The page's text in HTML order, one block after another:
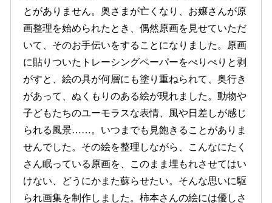
とがありません。奥さまが亡くなり、お嬢さんが原
画整理を始められたとき、偶然原画を見せていただ
いて、そのお手伝いをすることになりました。原画
に貼りついたトレーシングペーパーをぺりぺりと剥
がすと、絵の具が何層にも塗り重ねられて、奥行き
があって、ぬくもりのある絵が現れました。動物や
子どもたちのユーモラスな表情、風や日差しが感じ
られる風景……。いつまでも見飽きることがありま
せんでした。その絵を整理しながら、こんなにたく
さん眠っている原画を、このまま埋もれさせてはい
けない、どうにかまた蘇らせたい。そんな思いに駆
られ画集を制作しました。柿本さんの絵には優しさ